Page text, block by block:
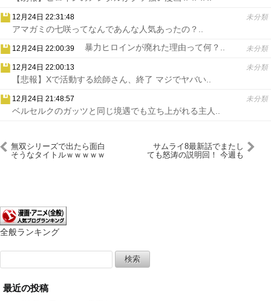
12月24日 22:31:48 未分類
アマガミの七咲ってなんであんな人気あったの？..
12月24日 22:00:39 未分類
暴力ヒロインが廃れた理由って何？..
12月24日 22:00:13 未分類
【悲報】Xで活動する絵師さん、終了 マジでヤバい..
12月24日 21:48:57 未分類
ベルセルクのガッツと同じ境遇でも立ち上がれる主人..
無双シリーズで出たら面白
そうなタイトルｗｗｗｗｗ
サムライ8最新話でまたし
ても怒涛の説明回！ 今週も
全般ランキング
索:
最近の投稿